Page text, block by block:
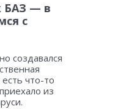
БАЗ — в
с
создавался
что-то
из